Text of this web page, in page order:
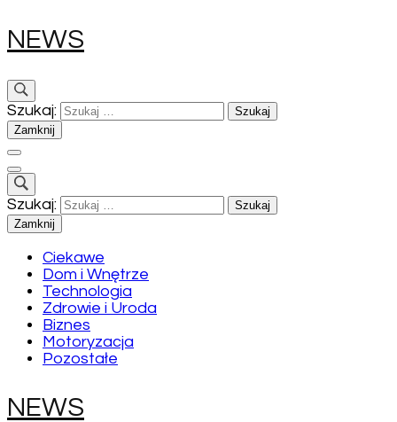
NEWS
Szukaj:
Zamknij
Szukaj:
Zamknij
Ciekawe
Dom i Wnętrze
Technologia
Zdrowie i Uroda
Biznes
Motoryzacja
Pozostałe
NEWS